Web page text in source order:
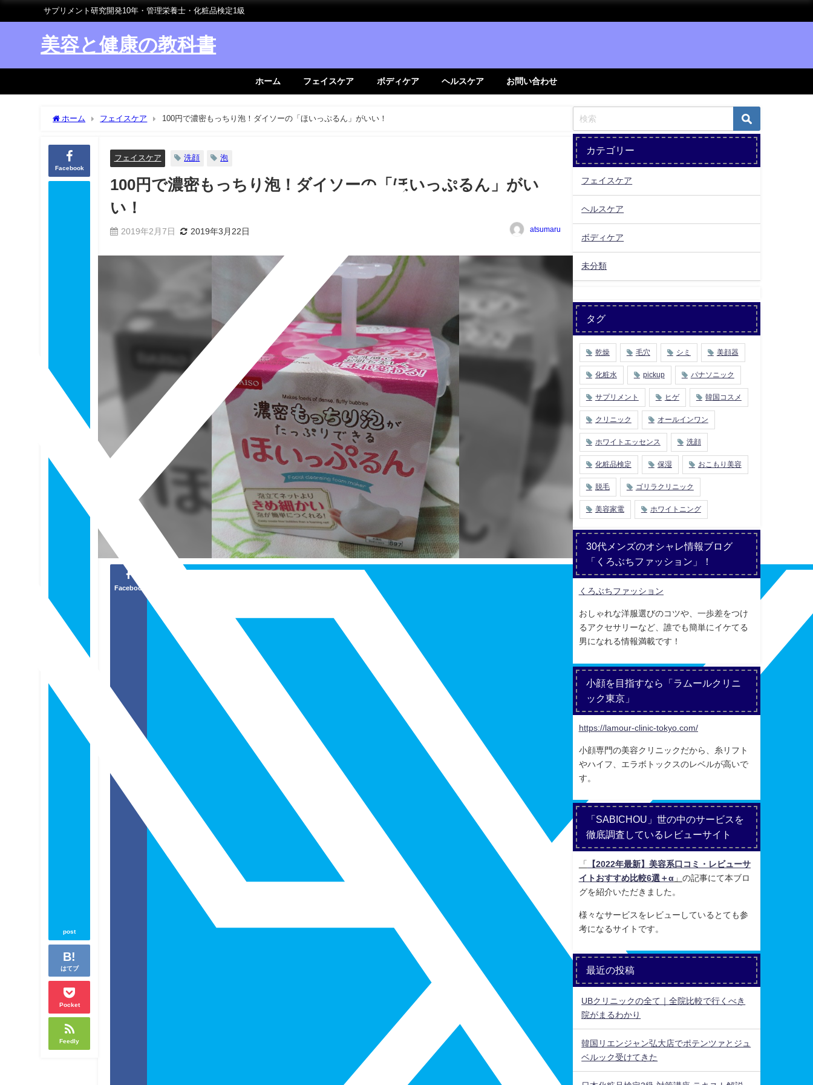
サプリメント研究開発10年・管理栄養士・化粧品検定1級
美容と健康の教科書
ホーム フェイスケア ボディケア ヘルスケア お問い合わせ
ホーム フェイスケア 100円で濃密もっちり泡！ダイソーの「ほいっぷるん」がいい！
Facebook
post
はてブ
Pocket
Feedly
フェイスケア 洗顔 泡
100円で濃密もっちり泡！ダイソーの「ほいっぷるん」がい
い！
2019年2月7日 2019年3月22日 atsumaru
Facebook
カテゴリー
フェイスケア
ヘルスケア
ボディケア
未分類
タグ
乾燥 毛穴 シミ 美顔器
化粧水 pickup パナソニック
サプリメント ヒゲ 韓国コスメ
クリニック オールインワン
ホワイトエッセンス 洗顔
化粧品検定 保湿 おこもり美容
脱毛 ゴリラクリニック
美容家電 ホワイトニング
30代メンズのオシャレ情報ブログ
「くろぶちファッション」！
くろぶちファッション
おしゃれな洋服選びのコツや、一歩差をつけ
るアクセサリーなど、誰でも簡単にイケてる
男になれる情報満載です！
小顔を目指すなら「ラムールクリニ
ック東京」
https://lamour-clinic-tokyo.com/
小顔専門の美容クリニックだから、糸リフト
やハイフ、エラボトックスのレベルが高いで
す。
「SABICHOU」世の中のサービスを
徹底調査しているレビューサイト
「
【2022年最新】美容系口コミ・レビューサ
イトおすすめ比較6選＋α」 の記事にて本ブロ
グを紹介いただきました。
様々なサービスをレビューしているとても参
考になるサイトです。
最近の投稿
UBクリニックの全て｜全院比較で行くべき
院がまるわかり
韓国リエンジャン弘大店でポテンツァとジュ
ベルック受けてきた